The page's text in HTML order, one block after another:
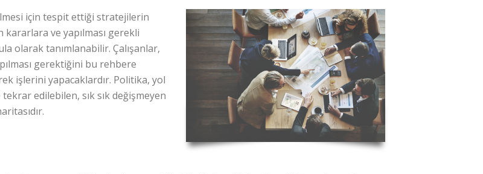
için tespit ettiği stratejilerin
kararlara ve yapılması gerekli
olarak tanımlanabilir. Çalışanlar,
gerektiğini bu rehbere
işlerini yapacaklardır. Politika, yol
edilebilen, sık sık değişmeyen